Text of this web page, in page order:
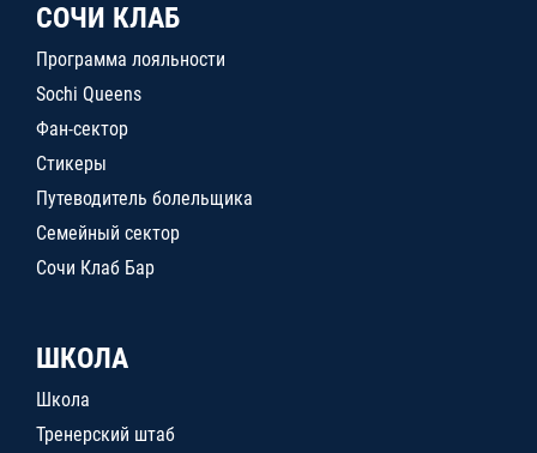
СОЧИ КЛАБ
Программа лояльности
Sochi Queens
Фан-сектор
Стикеры
Путеводитель болельщика
Семейный сектор
Сочи Клаб Бар
ШКОЛА
Школа
Тренерский штаб